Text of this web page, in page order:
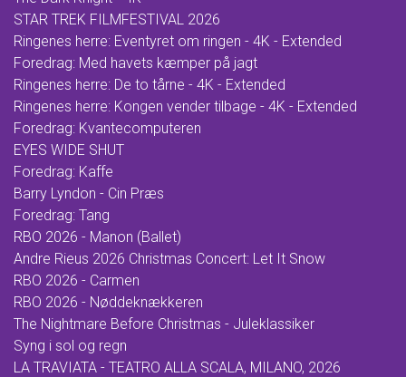
STAR TREK FILMFESTIVAL 2026
Ringenes herre: Eventyret om ringen - 4K - Extended
Foredrag: Med havets kæmper på jagt
Ringenes herre: De to tårne - 4K - Extended
Ringenes herre: Kongen vender tilbage - 4K - Extended
Foredrag: Kvantecomputeren
EYES WIDE SHUT
Foredrag: Kaffe
Barry Lyndon - Cin Præs
Foredrag: Tang
RBO 2026 - Manon (Ballet)
Andre Rieus 2026 Christmas Concert: Let It Snow
RBO 2026 - Carmen
RBO 2026 - Nøddeknækkeren
The Nightmare Before Christmas - Juleklassiker
Syng i sol og regn
LA TRAVIATA - TEATRO ALLA SCALA, MILANO, 2026